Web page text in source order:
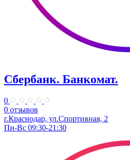
Сбербанк. Банкомат.
0
0 отзывов
г.Краснодар, ул.​Спортивная, 2
Пн-Вс 09:30-21:30